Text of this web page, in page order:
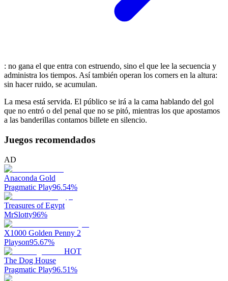
: no gana el que entra con estruendo, sino el que lee la secuencia y
administra los tiempos. Así también operan los corners en la altura:
sin hacer ruido, se acumulan.
La mesa está servida. El público se irá a la cama hablando del gol
que no entró o del penal que no se pitó, mientras los que apostamos
a las banderillas contamos billete en silencio.
Juegos recomendados
AD
Anaconda Gold
Pragmatic Play96.54%
Treasures of Egypt
MrSlotty96%
X1000 Golden Penny 2
Playson95.67%
HOT
The Dog House
Pragmatic Play96.51%